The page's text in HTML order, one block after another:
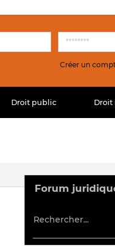
Créer un
Droit public Droit
Forum